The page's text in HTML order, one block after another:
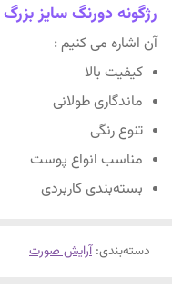
رژگونه دورنگ سایز بزرگ
آن اشاره می کنیم :
کیفیت بالا
ماندگاری طولانی
تنوع رنگی
مناسب انواع پوست
بسته‌بندی کاربردی
دسته‌بندی:آرایش صورت